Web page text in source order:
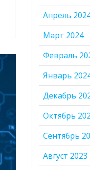
Апрель
Март 2024
Февраль
Январь
Декабрь
Октябрь
Сентябрь
Август 2023